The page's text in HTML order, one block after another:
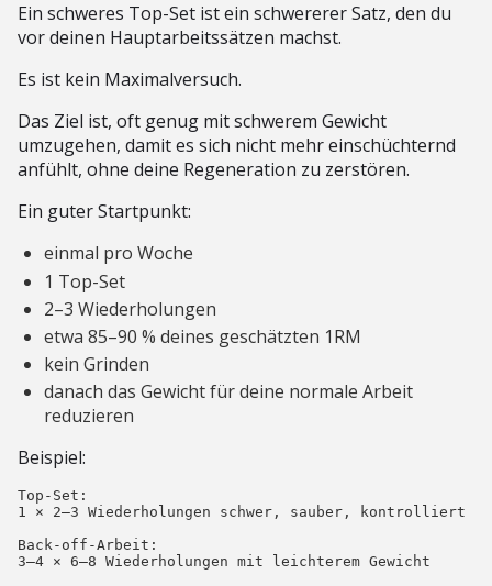
Ein schweres Top-Set ist ein schwererer Satz, den du
vor deinen Hauptarbeitssätzen machst.
Es ist kein Maximalversuch.
Das Ziel ist, oft genug mit schwerem Gewicht
umzugehen, damit es sich nicht mehr einschüchternd
anfühlt, ohne deine Regeneration zu zerstören.
Ein guter Startpunkt:
einmal pro Woche
1 Top-Set
2–3 Wiederholungen
etwa 85–90 % deines geschätzten 1RM
kein Grinden
danach das Gewicht für deine normale Arbeit
reduzieren
Beispiel:
Top-Set:
1 × 2–3 Wiederholungen schwer, sauber, kontrolliert
Back-off-Arbeit: